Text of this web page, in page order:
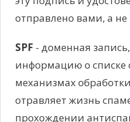
отправлено вами, а
SPF - доменная
информацию о списке
механизмах
отравляет жизнь
прохождении